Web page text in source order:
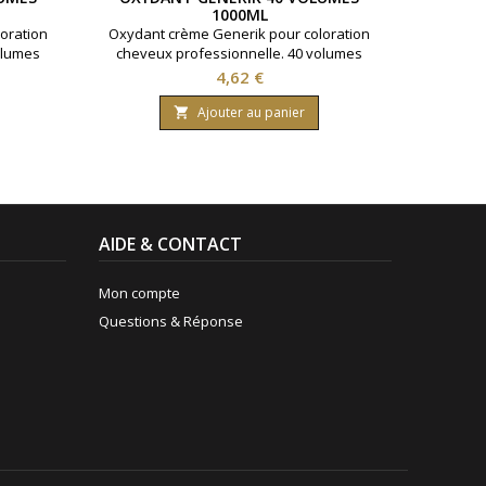
1000ML
Oxydant crème Generik pour coloration
cheveux professionnelle. 40 volumes
contenant 12% d'eau oxygénée. Formule
avec une enrichissement en huile
protectrice reine des près ( limnanthes
alba ).Bouteille contenant 1000 ml.
Prix
4,62 €
 Ajouter au panier
AIDE & CONTACT
Mon compte
Questions & Réponse